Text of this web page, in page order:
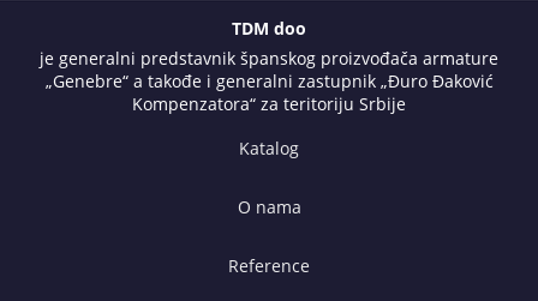
TDM doo
je generalni predstavnik španskog proizvođača armature
„Genebre“ a takođe i generalni zastupnik „Đuro Đaković
Kompenzatora“ za teritoriju Srbije
Katalog
O nama
Reference